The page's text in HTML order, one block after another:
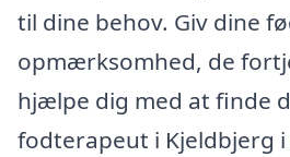
til dine behov. Giv dine
opmærksomhed, de
hjælpe dig med at finde
fodterapeut i Kjeldbjerg i